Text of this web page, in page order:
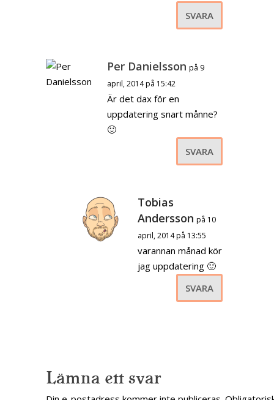
SVARA
Per Danielsson på 9
april, 2014 på 15:42
Är det dax för en
uppdatering snart månne?
🙂
SVARA
Tobias
Andersson på 10
april, 2014 på 13:55
varannan månad kör
jag uppdatering 🙂
SVARA
Lämna ett svar